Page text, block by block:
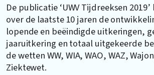
De publicatie ‘UWV Tijdreeksen
over de laatste 10 jaren de
lopende en beëindigde uitkeringen,
jaaruitkering en totaal uitgekeerde
de wetten WW, WIA, WAO, WAZ,
Ziektewet.